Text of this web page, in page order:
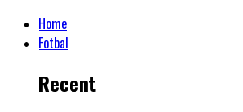
Home
Fotbal
Recent